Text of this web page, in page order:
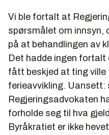
Vi ble fortalt at
spørsmålet om innsyn,
på at behandlingen av
Det hadde ingen fortalt
fått beskjed at ting ville
ferieavvikling. Uansett:
Regjeringsadvokaten
forholde seg til hva
Byråkratiet er ikke